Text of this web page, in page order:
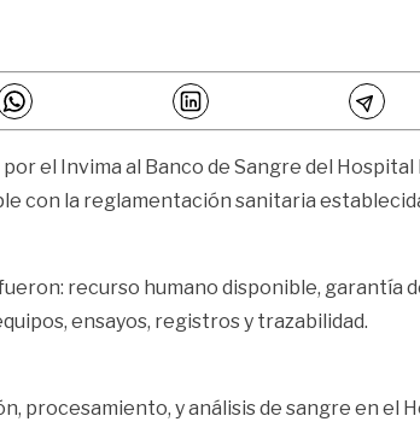
el Invima al Banco de Sangre del
con la reglamentación sanitaria
recurso humano disponible, garantía
ensayos, registros y trazabilidad.
procesamiento, y análisis de sangre en el